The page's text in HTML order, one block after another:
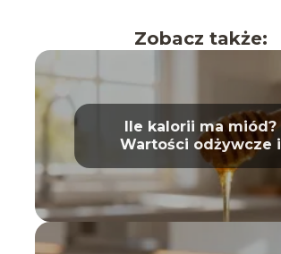
Zobacz także:
Ile kalorii ma miód?
Wartości odżywcze i
właściwości